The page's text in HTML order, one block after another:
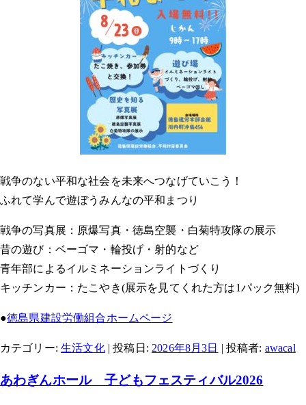
戦争のない平和な社会を未来へつなげていこう！
ふれて学んで遊ぼうみんなの平和まつり
戦争の写真展：原爆写真・徳島空襲・白菊特攻隊の展示
昔の遊び：ベーゴマ・輪投げ・射的など
青年部によるイルミネーションライトづくり
キッチンカー：たこやき(展示を見てくれた方は1パック無料)
●徳島県建設労働組合ホームページ
カテゴリー:生活文化| 投稿日: 2026年8月3日 | 投稿者: awacal
あわぎんホール 子どもフェスティバル2026